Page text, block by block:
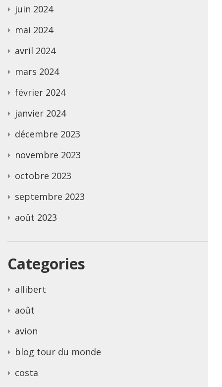
juin 2024
mai 2024
avril 2024
mars 2024
février 2024
janvier 2024
décembre 2023
novembre 2023
octobre 2023
septembre 2023
août 2023
Categories
allibert
août
avion
blog tour du monde
costa